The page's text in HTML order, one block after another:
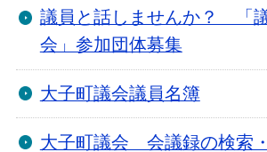
議員と話しませんか？ 「
会」参加団体募集
大子町議会議員名簿
大子町議会 会議録の検索